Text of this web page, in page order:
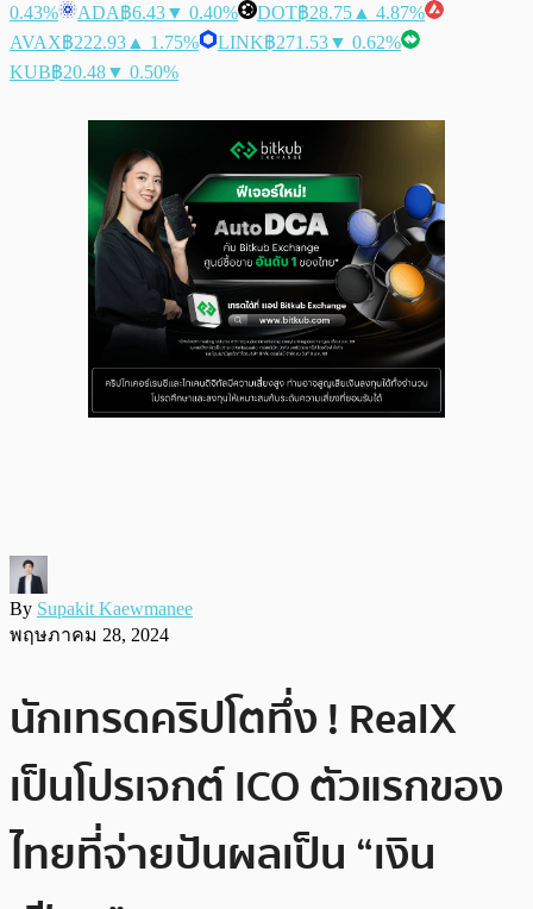
0.43%
ADA฿6.43▼ 0.40% DOT฿28.75 ▲ 4.87%
AVAX฿222.93 ▲ 1.75% LINK฿271.53▼ 0.62%
KUB฿20.48▼ 0.50%
By Supakit Kaewmanee
พฤษภาคม 28, 2024
นักเทรดคริปโตทึ่ง ! RealX
เป็นโปรเจกต์ ICO ตัวแรกของ
ไทยที่จ่ายปันผลเป็น “เงิน